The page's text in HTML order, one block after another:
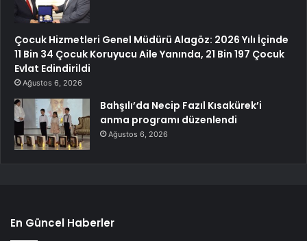
Çocuk Hizmetleri Genel Müdürü Alagöz: 2026 Yılı İçinde
11 Bin 34 Çocuk Koruyucu Aile Yanında, 21 Bin 197 Çocuk
Evlat Edindirildi
Ağustos 6, 2026
Bahşılı’da Necip Fazıl Kısakürek’i
anma programı düzenlendi
Ağustos 6, 2026
En Güncel Haberler